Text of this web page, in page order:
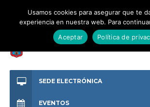
SEDE ELECTRÓNICA
EVENTOS
Usamos cookies para asegurar que te
experiencia en nuestra web. Para
Aceptar
Política de